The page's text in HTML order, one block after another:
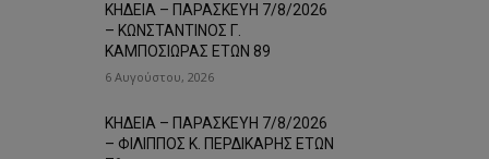
ΚΗΔΕΙΑ – ΠΑΡΑΣΚΕΥΗ 7/8/2026
– ΚΩΝΣΤΑΝΤΙΝΟΣ Γ.
ΚΑΜΠΟΣΙΩΡΑΣ ΕΤΩΝ 89
6 Αυγούστου, 2026
ΚΗΔΕΙΑ – ΠΑΡΑΣΚΕΥΗ 7/8/2026
– ΦΙΛΙΠΠΟΣ Κ. ΠΕΡΔΙΚΑΡΗΣ ΕΤΩΝ